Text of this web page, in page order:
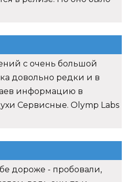
с очень большой
довольно редки и в
информацию в
Сервисные. Olymp Labs
дороже - пробовали,